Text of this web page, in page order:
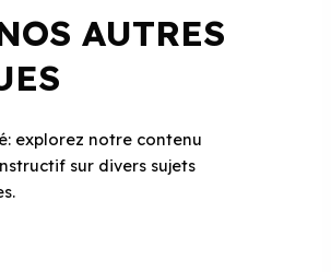
AUTRES
explorez notre contenu
sur divers sujets